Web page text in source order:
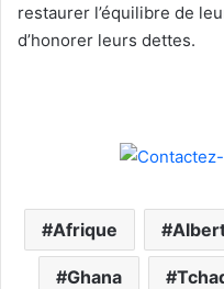
restaurer l’équilibre de
d’honorer leurs dettes.
Afrique
Ghana